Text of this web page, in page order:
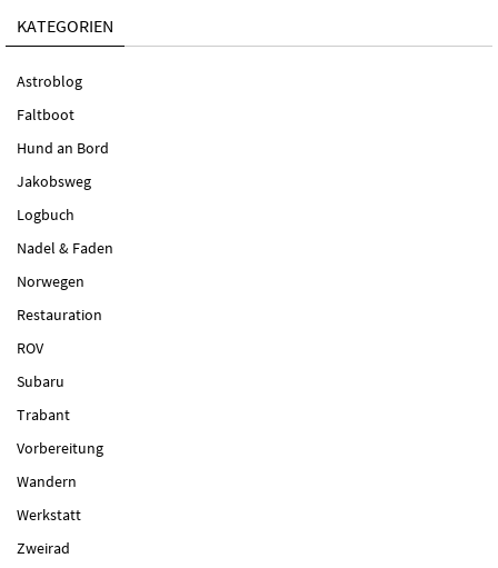
KATEGORIEN
Astroblog
Faltboot
Hund an Bord
Jakobsweg
Logbuch
Nadel & Faden
Norwegen
Restauration
ROV
Subaru
Trabant
Vorbereitung
Wandern
Werkstatt
Zweirad